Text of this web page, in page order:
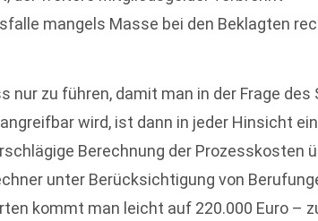
mangels Masse bei den Beklagten
nur zu führen, damit man in der Frage
wird, ist dann in jeder Hinsicht
Berechnung der Prozesskosten
unter Berücksichtigung von
kommt man leicht auf 220.000 Euro –